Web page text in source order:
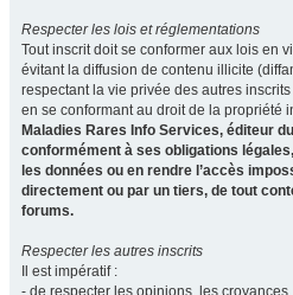
Respecter les lois et réglementations
Tout inscrit doit se conformer aux lois en
évitant la diffusion de contenu illicite
respectant la vie privée des autres
en se conformant au droit de la propriété
Maladies Rares Info Services, éditeur
conformément à ses obligations
les données ou en rendre l’accès
directement ou par un tiers, de tout
forums.
Respecter les autres inscrits
Il est impératif :
- de respecter les opinions, les